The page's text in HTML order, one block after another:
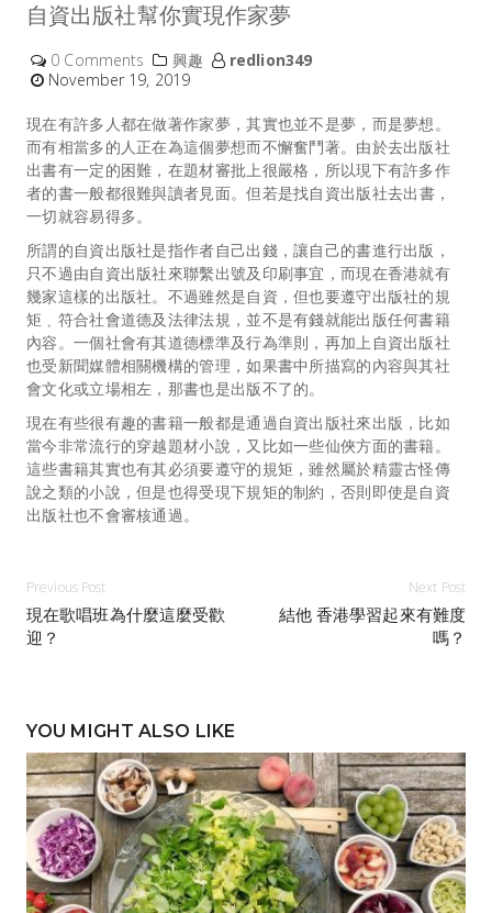
自資出版社幫你實現作家夢
0 Comments 興趣
redlion349
November 19, 2019
現在有許多人都在做著作家夢，其實也並不是夢，而是夢想。
而有相當多的人正在為這個夢想而不懈奮鬥著。由於去出版社
出書有一定的困難，在題材審批上很嚴格，所以現下有許多作
者的書一般都很難與讀者見面。但若是找自資出版社去出書，
一切就容易得多。
所謂的自資出版社是指作者自己出錢，讓自己的書進行出版，
只不過由自資出版社來聯繫出號及印刷事宜，而現在香港就有
幾家這樣的出版社。不過雖然是自資，但也要遵守出版社的規
矩﹑符合社會道德及法律法規，並不是有錢就能出版任何書籍
內容。一個社會有其道德標準及行為準則，再加上自資出版社
也受新聞媒體相關機構的管理，如果書中所描寫的內容與其社
會文化或立場相左，那書也是出版不了的。
現在有些很有趣的書籍一般都是通過自資出版社來出版，比如
當今非常流行的穿越題材小說，又比如一些仙俠方面的書籍。
這些書籍其實也有其必須要遵守的規矩，雖然屬於精靈古怪傳
說之類的小說，但是也得受現下規矩的制約，否則即使是自資
出版社也不會審核通過。
Previous Post
現在歌唱班為什麼這麼受歡
迎？
Next Post
結他 香港學習起來有難度
嗎？
YOU MIGHT ALSO LIKE